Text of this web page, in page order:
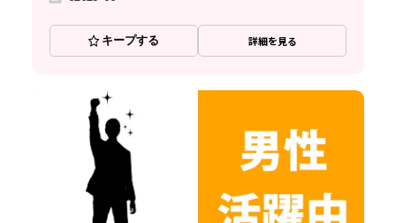
キープする 詳細を見る